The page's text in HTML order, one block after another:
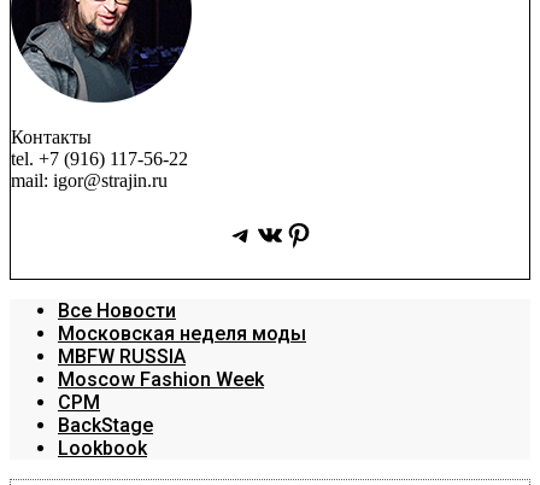
Контакты
tel. +7 (916) 117-56-22
mail: igor@strajin.ru
Telegram
ВКонтакте
Pinterest
Все Новости
Московская неделя моды
MBFW RUSSIA
Moscow Fashion Week
CPM
BackStage
Lookbook